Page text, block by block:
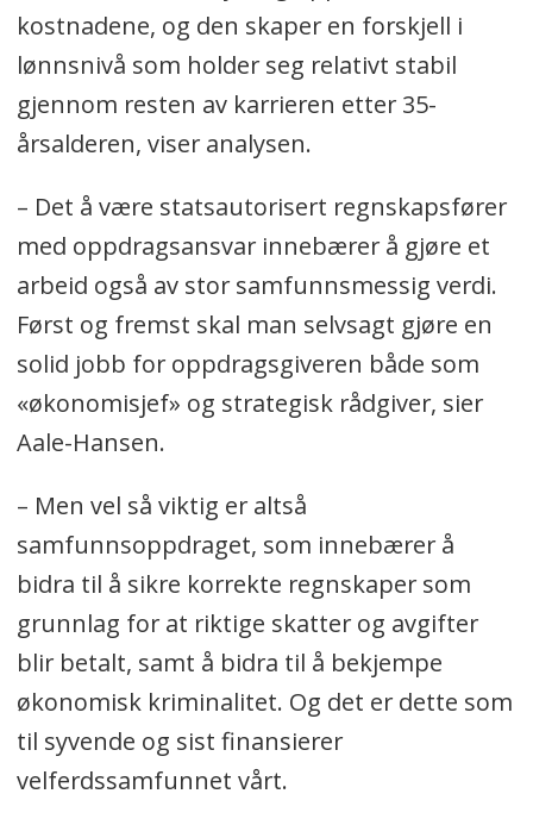
kostnadene, og den skaper en forskjell i
lønnsnivå som holder seg relativt stabil
gjennom resten av karrieren etter 35-
årsalderen, viser analysen.
– Det å være statsautorisert regnskapsfører
med oppdragsansvar innebærer å gjøre et
arbeid også av stor samfunnsmessig verdi.
Først og fremst skal man selvsagt gjøre en
solid jobb for oppdragsgiveren både som
«økonomisjef» og strategisk rådgiver, sier
Aale-Hansen.
– Men vel så viktig er altså
samfunnsoppdraget, som innebærer å
bidra til å sikre korrekte regnskaper som
grunnlag for at riktige skatter og avgifter
blir betalt, samt å bidra til å bekjempe
økonomisk kriminalitet. Og det er dette som
til syvende og sist finansierer
velferdssamfunnet vårt.